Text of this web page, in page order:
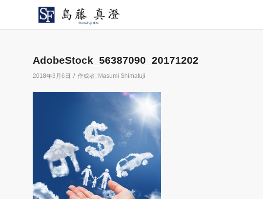
AdobeStock_56387090_20171202
2018年3月6日 / 作成者: Masumi Shimafuji